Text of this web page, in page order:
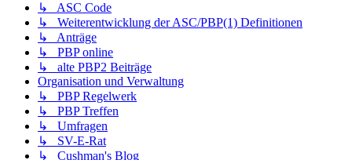
↳ ASC Code
↳ Weiterentwicklung der ASC/PBP(1) Definitionen
↳ Anträge
↳ PBP online
↳ alte PBP2 Beiträge
Organisation und Verwaltung
↳ PBP Regelwerk
↳ PBP Treffen
↳ Umfragen
↳ SV-E-Rat
↳ Cushman's Blog